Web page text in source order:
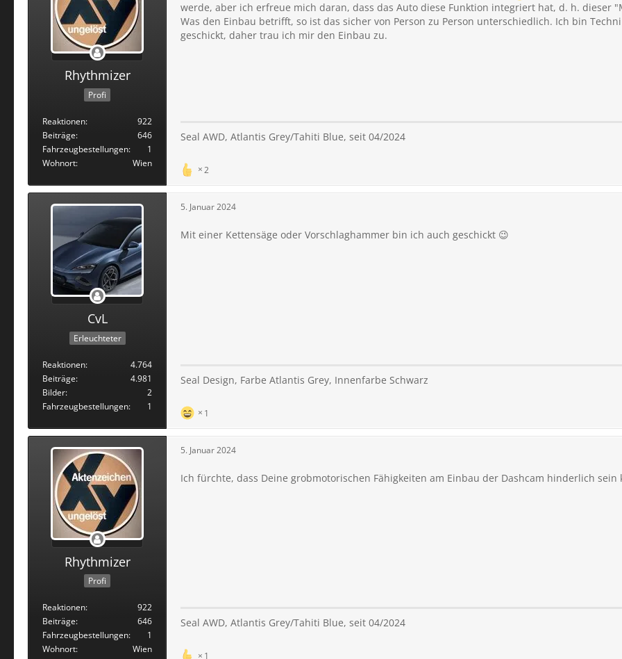
Rhythmizer
Profi
Reaktionen
922
Beiträge
646
Fahrzeugbestellungen
1
Wohnort
Wien
werde, aber ich erfreue mich daran, dass das Auto diese Funktion integriert hat, d. h. dieser
Was den Einbau betrifft, so ist das sicher von Person zu Person unterschiedlich. Ich bin
geschickt, daher trau ich mir den Einbau zu.
Seal AWD, Atlantis Grey/Tahiti Blue, seit 04/2024
2
CvL
Erleuchteter
Reaktionen
4.764
Beiträge
4.981
Bilder
2
Fahrzeugbestellungen
1
5. Januar 2024
Mit einer Kettensäge oder Vorschlaghammer bin ich auch geschickt 😉
Seal Design, Farbe Atlantis Grey, Innenfarbe Schwarz
1
Rhythmizer
Profi
Reaktionen
922
Beiträge
646
Fahrzeugbestellungen
1
Wohnort
Wien
5. Januar 2024
Ich fürchte, dass Deine grobmotorischen Fähigkeiten am Einbau der Dashcam hinderlich
Seal AWD, Atlantis Grey/Tahiti Blue, seit 04/2024
1